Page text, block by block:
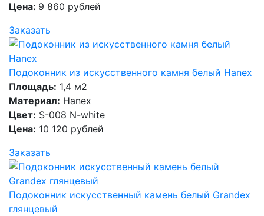
Цена: 9 860 рублей
Заказать
Подоконник из искусственного камня белый Hanex
Площадь: 1,4 м2
Материал: Hanex
Цвет: S-008 N-white
Цена: 10 120 рублей
Заказать
Подоконник искусственный камень белый Grandex
глянцевый